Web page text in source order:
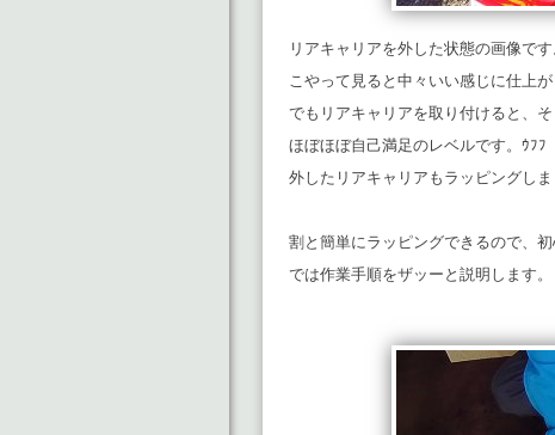
リアキャリアを外した状態の画像です
こやって見ると中々いい感じに仕上が
でもリアキャリアを取り付けると、
ほぼほぼ自己満足のレベルです。ｳﾌﾌ
外したリアキャリアもラッピングし
割と簡単にラッピングできるので、
では作業手順をザッーと説明します。